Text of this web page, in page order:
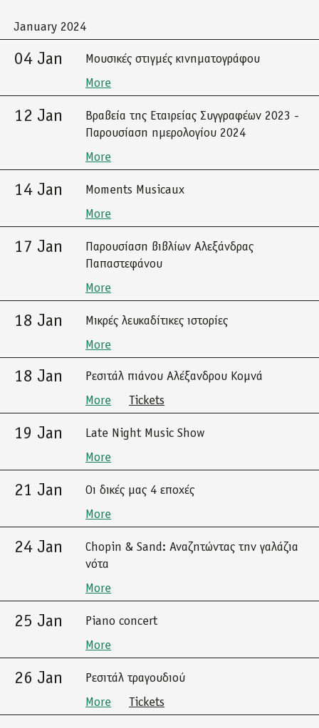
January 2024
04 Jan
Μουσικές στιγμές κινηματογράφου
More
12 Jan
Βραβεία της Εταιρείας Συγγραφέων 2023 -
Παρουσίαση ημερολογίου 2024
More
14 Jan
Moments Musicaux
More
17 Jan
Παρουσίαση βιβλίων Αλεξάνδρας
Παπαστεφάνου
More
18 Jan
Μικρές λευκαδίτικες ιστορίες
More
18 Jan
Ρεσιτάλ πιάνου Αλέξανδρου Κομνά
More
Tickets
19 Jan
Late Night Music Show
More
21 Jan
Οι δικές μας 4 εποχές
More
24 Jan
Chopin & Sand: Αναζητώντας την γαλάζια
νότα
More
25 Jan
Piano concert
More
26 Jan
Ρεσιτάλ τραγουδιού
More
Tickets